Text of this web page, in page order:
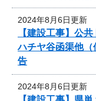
2024年8月6日更新
【建設工事】公
ハチヤ谷函渠他
告
2024年8月6日更新